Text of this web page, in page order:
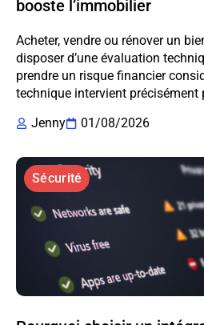
booste l’immobilier
Acheter, vendre ou rénover un
disposer d’une évaluation
prendre un risque financier
technique intervient précisément
Jenny
01/08/2026
Sécurité